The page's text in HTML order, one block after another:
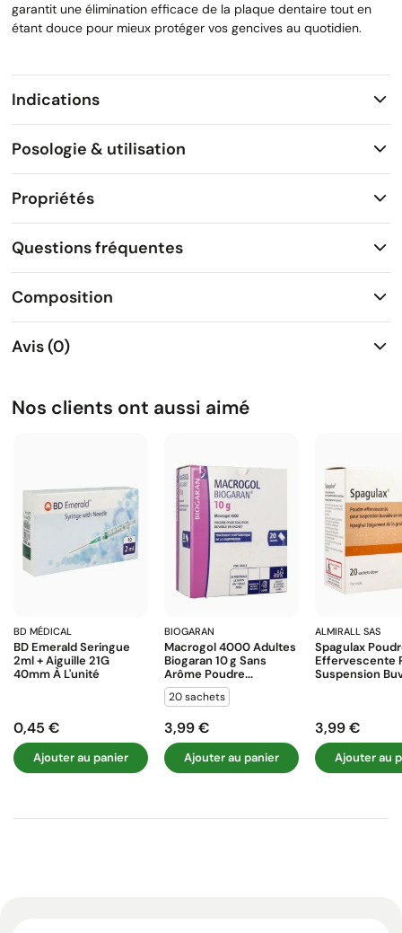
garantit une élimination efficace de la plaque dentaire tout en
étant douce pour mieux protéger vos gencives au quotidien.
Indications
Posologie & utilisation
Propriétés
Questions fréquentes
Composition
Avis (0)
Nos clients ont aussi aimé
BD MÉDICAL
BD Emerald Seringue
2ml + Aiguille 21G
40mm À L'unité
Prix
0,45 €
Ajouter au panier
BIOGARAN
Macrogol 4000 Adultes
Biogaran 10 G Sans
Arôme Poudre...
20 sachets
Prix
3,99 €
Ajouter au panier
ALMIRALL SAS
Spagulax
Effervescente
Suspension
Prix
3,99 €
Ajouter au